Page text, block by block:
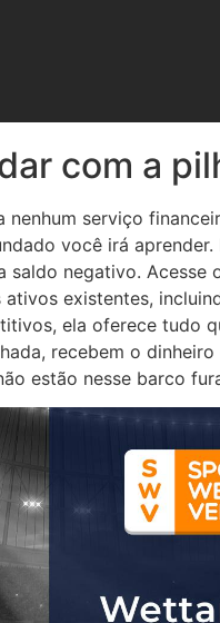
com a
nenhum serviço
você irá
saldo negativo. Acesse
ativos existentes,
ela oferece tudo
recebem o
estão nesse barco